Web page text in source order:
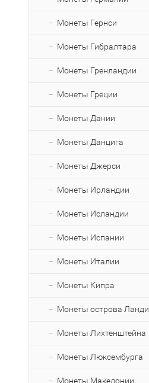
Монеты Гернси
Монеты Гибралтара
Монеты Гренландии
Монеты Греции
Монеты Дании
Монеты Данцига
Монеты Джерси
Монеты Ирландии
Монеты Исландии
Монеты Испании
Монеты Италии
Монеты Кипра
Монеты острова Ланди
Монеты Лихтенштейна
Монеты Люксембурга
Монеты Македонии